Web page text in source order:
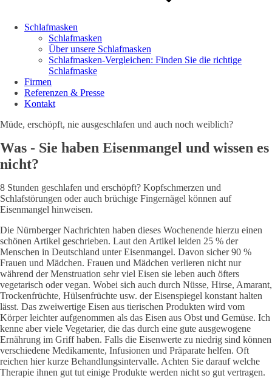
Schlafmasken
Schlafmasken
Über unsere Schlafmasken
Schlafmasken-Vergleichen: Finden Sie die richtige
Schlafmaske
Firmen
Referenzen & Presse
Kontakt
Müde, erschöpft, nie ausgeschlafen und auch noch weiblich?
Was - Sie haben Eisenmangel und wissen es
nicht?
8 Stunden geschlafen und erschöpft? Kopfschmerzen und
Schlafstörungen oder auch brüchige Fingernägel können auf
Eisenmangel hinweisen.
Die Nürnberger Nachrichten haben dieses Wochenende hierzu einen
schönen Artikel geschrieben. Laut den Artikel leiden 25 % der
Menschen in Deutschland unter Eisenmangel. Davon sicher 90 %
Frauen und Mädchen. Frauen und Mädchen verlieren nicht nur
während der Menstruation sehr viel Eisen sie leben auch öfters
vegetarisch oder vegan. Wobei sich auch durch Nüsse, Hirse, Amarant,
Trockenfrüchte, Hülsenfrüchte usw. der Eisenspiegel konstant halten
lässt. Das zweiwertige Eisen aus tierischen Produkten wird vom
Körper leichter aufgenommen als das Eisen aus Obst und Gemüse. Ich
kenne aber viele Vegetarier, die das durch eine gute ausgewogene
Ernährung im Griff haben. Falls die Eisenwerte zu niedrig sind können
verschiedene Medikamente, Infusionen und Präparate helfen. Oft
reichen hier kurze Behandlungsintervalle. Achten Sie darauf welche
Therapie ihnen gut tut einige Produkte werden nicht so gut vertragen.